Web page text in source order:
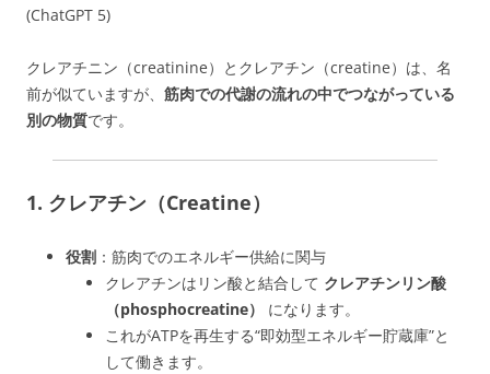
(ChatGPT 5)
クレアチニン（creatinine）とクレアチン（creatine）は、名
前が似ていますが、 筋肉での代謝の流れの中でつながっている
別の物質です。
1. クレアチン（Creatine）
役割 ：筋肉でのエネルギー供給に関与
クレアチンはリン酸と結合して クレアチンリン酸
（phosphocreatine）
になります。
これがATPを再生する“即効型エネルギー貯蔵庫”と
して働きます。